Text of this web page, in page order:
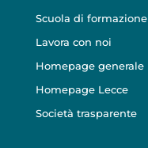
Scuola di formazione
Lavora con noi
Homepage generale
Homepage Lecce
Società trasparente